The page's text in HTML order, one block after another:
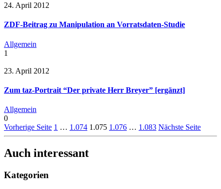
24. April 2012
ZDF-Beitrag zu Manipulation an Vorratsdaten-Studie
Allgemein
1
23. April 2012
Zum taz-Portrait “Der private Herr Breyer” [ergänzt]
Allgemein
0
Vorherige Seite 1 … 1.074 1.075 1.076 … 1.083 Nächste Seite
Auch interessant
Kategorien